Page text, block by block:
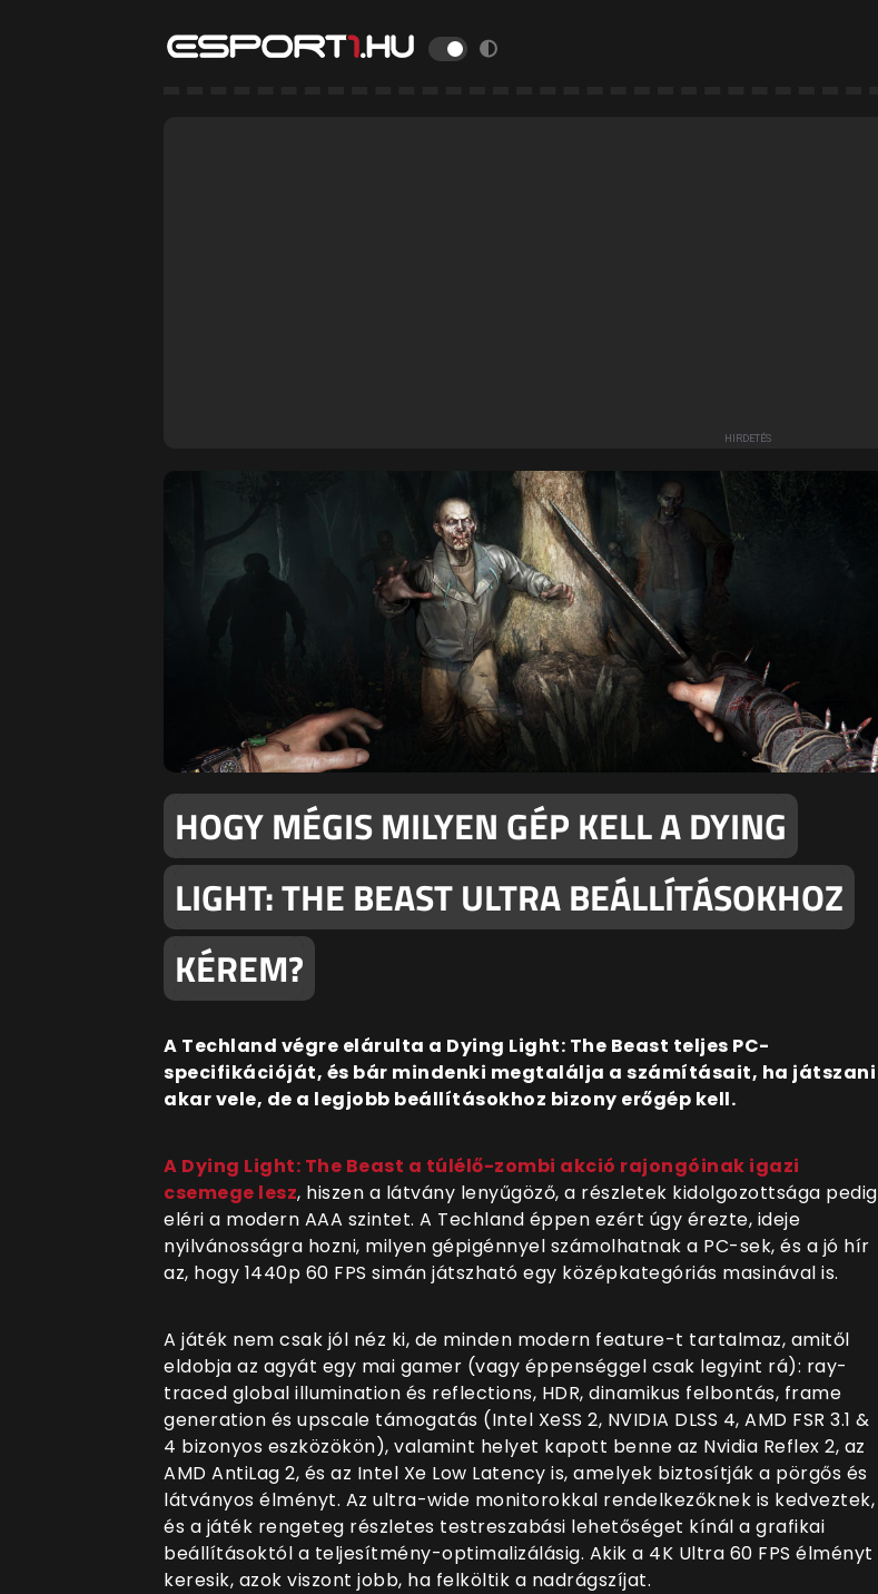
HOGY MÉGIS MILYEN GÉP KELL A DYING
LIGHT: THE BEAST ULTRA BEÁLLÍTÁSOKHOZ
KÉREM?
A Techland végre elárulta a Dying Light: The Beast teljes PC-
specifikációját, és bár mindenki megtalálja a számításait, ha játszani
akar vele, de a legjobb beállításokhoz bizony erőgép kell.
A Dying Light: The Beast a túlélő-zombi akció rajongóinak igazi
csemege lesz, hiszen a látvány lenyűgöző, a részletek kidolgozottsága pedig
eléri a modern AAA szintet. A Techland éppen ezért úgy érezte, ideje
nyilvánosságra hozni, milyen gépigénnyel számolhatnak a PC-sek, és a jó hír
az, hogy 1440p 60 FPS simán játszható egy középkategóriás masinával is.
A játék nem csak jól néz ki, de minden modern feature-t tartalmaz, amitől
eldobja az agyát egy mai gamer (vagy éppenséggel csak legyint rá): ray-
traced global illumination és reflections, HDR, dinamikus felbontás, frame
generation és upscale támogatás (Intel XeSS 2, NVIDIA DLSS 4, AMD FSR 3.1 &
4 bizonyos eszközökön), valamint helyet kapott benne az Nvidia Reflex 2, az
AMD AntiLag 2, és az Intel Xe Low Latency is, amelyek biztosítják a pörgős és
látványos élményt. Az ultra-wide monitorokkal rendelkezőknek is kedveztek,
és a játék rengeteg részletes testreszabási lehetőséget kínál a grafikai
beállításoktól a teljesítmény-optimalizálásig. Akik a 4K Ultra 60 FPS élményt
keresik, azok viszont jobb, ha felköltik a nadrágszíjat.